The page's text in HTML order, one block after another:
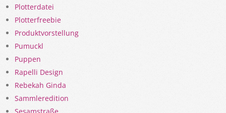
Plotterdatei
Plotterfreebie
Produktvorstellung
Pumuckl
Puppen
Rapelli Design
Rebekah Ginda
Sammleredition